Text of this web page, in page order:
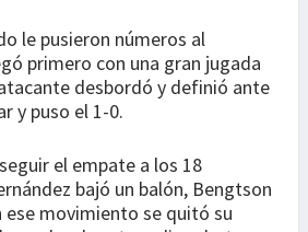
le pusieron números al
primero con una gran jugada
desbordó y definió ante
y puso el 1-0.
el empate a los 18
bajó un balón, Bengtson
ese movimiento se quitó su